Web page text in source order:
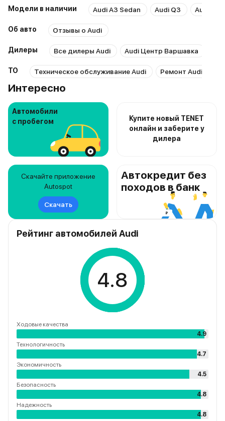
Модели в наличии Audi A3 Sedan Audi Q3 Audi Q5L
Об авто Отзывы о Audi
Дилеры Все дилеры Audi Audi Центр Варшавка
ТО Техническое обслуживание Audi Ремонт Audi
Интересно
Автомобили
с пробегом
Купите новый TENET
онлайн и заберите у
дилера
Скачайте приложение
Autospot
Скачать
Автокредит без
походов в банк
Рейтинг автомобилей Audi
4.8
Ходовые качества
4.9
Технологичность
4.7
Экономичность
4.5
Безопасность
4.8
Надежность
4.8